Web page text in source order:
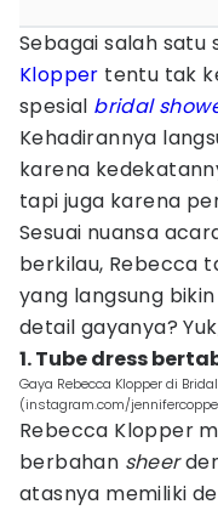
Sebagai salah
Klopper tentu tak
spesial bridal
Kehadirannya
karena
tapi juga karena
Sesuai nuansa
berkilau, Rebecca
yang langsung
detail gayanya?
1. Tube dress
Gaya Rebecca Klopper di
(instagram.com/
Rebecca Klopper
berbahan sheer
atasnya memiliki